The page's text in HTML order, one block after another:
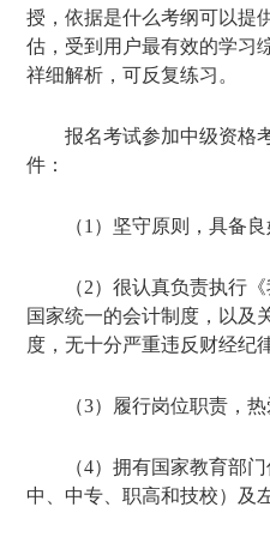
授，依据是什么考纲可以提
估，受到用户最有效的学习
祥细解析，可反复练习。
报名考试参加中级资格
件：
（1）坚守原则，具备
（2）很认真负责执行
国家统一的会计制度，以及
度，无十分严重违反财经纪
（3）履行岗位职责，
（4）拥有国家教育部
中、中专、职高和技校）及